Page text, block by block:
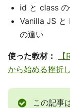
id と class
Vanilla JS と
の違い
使った教材：
から始める挫折
この記事